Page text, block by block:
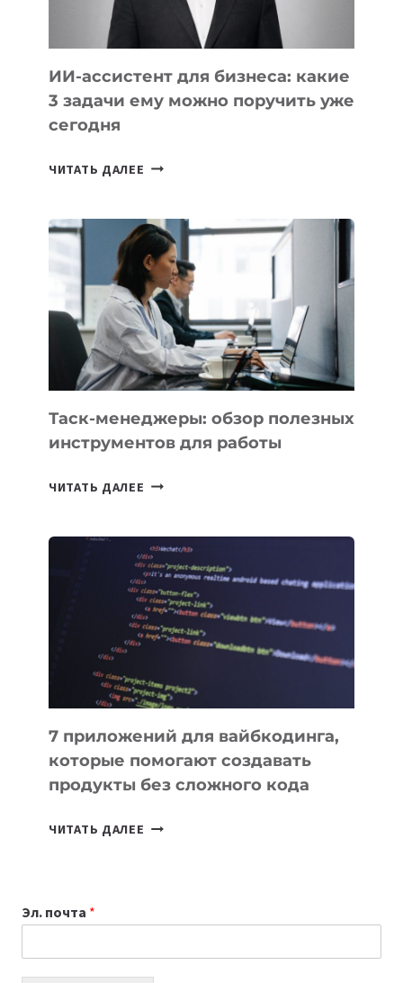
ИИ-ассистент для бизнеса: какие
3 задачи ему можно поручить уже
сегодня
ЧИТАТЬ ДАЛЕЕ ИИ-
БИЗНЕСА:
КАКИЕ
3
ЗАДАЧИ
ЕМУ
МОЖНО
ПОРУЧИТЬ
УЖЕ
СЕГОДНЯ
Таск-менеджеры: обзор полезных
инструментов для работы
ЧИТАТЬ ДАЛЕЕ ТАСК-
ПОЛЕЗНЫХ
ИНСТРУМЕНТОВ
ДЛЯ
РАБОТЫ
7 приложений для вайбкодинга,
которые помогают создавать
продукты без сложного кода
ЧИТАТЬ ДАЛЕЕ
СОЗДАВАТЬ
Эл. почта *